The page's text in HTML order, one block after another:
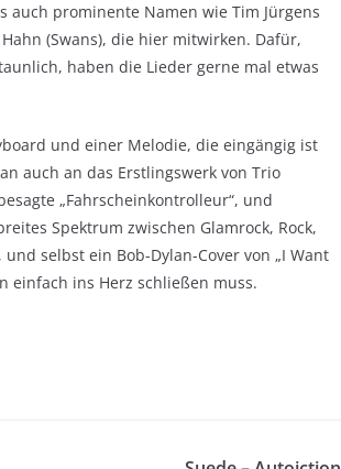
auch prominente Namen wie Tim Jürgens
(Swans), die hier mitwirken. Dafür,
haben die Lieder gerne mal etwas
und einer Melodie, die eingängig ist
auch an das Erstlingswerk von Trio
„Fahrscheinkontrolleur“, und
Spektrum zwischen Glamrock, Rock,
selbst ein Bob-Dylan-Cover von „I Want
einfach ins Herz schließen muss.